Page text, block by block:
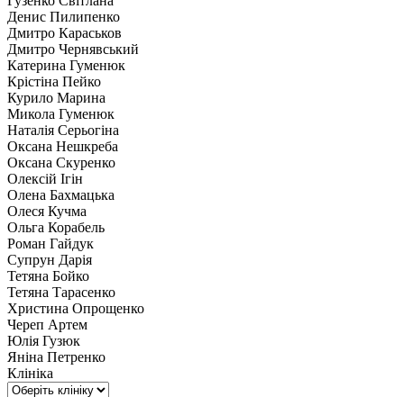
Денис Пилипенко
Дмитро Караськов
Дмитро Чернявський
Катерина Гуменюк
Крістіна Пейко
Курило Марина
Микола Гуменюк
Наталія Серьогіна
Оксана Нешкреба
Оксана Скуренко
Олексій Ігін
Олена Бахмацька
Олеся Кучма
Ольга Корабель
Роман Гайдук
Супрун Дарія
Тетяна Бойко
Тетяна Тарасенко
Христина Опрощенко
Череп Артем
Юлія Гузюк
Яніна Петренко
Клініка